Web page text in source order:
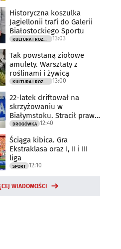
Historyczna koszulka
Jagiellonii trafi do Galerii
Białostockiego Sportu
13:03
Tak powstaną ziołowe
amulety. Warsztaty z
roślinami i żywicą
13:00
22-latek driftował na
skrzyżowaniu w
Białymstoku. Stracił prawo
jazdy
DROGÓWKA 12:40
Ściąga kibica. Gra
Ekstraklasa oraz I, II i III
liga
SPORT 12:10
WIADOMOŚCI